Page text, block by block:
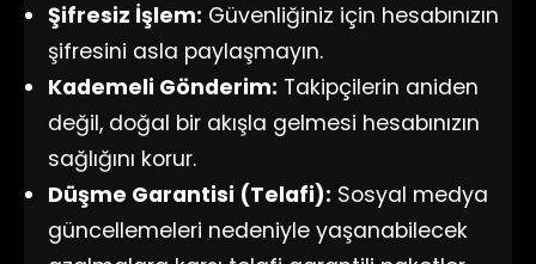
Şifresiz İşlem: Güvenliğiniz için hesabınızın
şifresini asla paylaşmayın.
Kademeli Gönderim: Takipçilerin aniden
değil, doğal bir akışla gelmesi hesabınızın
sağlığını korur.
Düşme Garantisi (Telafi): Sosyal medya
güncellemeleri nedeniyle yaşanabilecek